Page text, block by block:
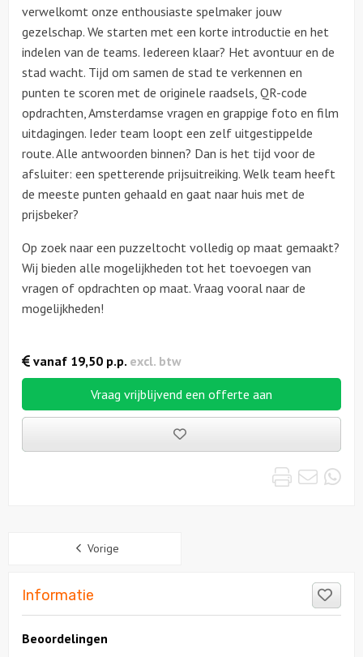
verwelkomt onze enthousiaste spelmaker jouw
gezelschap. We starten met een korte introductie en het
indelen van de teams. Iedereen klaar? Het avontuur en de
stad wacht. Tijd om samen de stad te verkennen en
punten te scoren met de originele raadsels, QR-code
opdrachten, Amsterdamse vragen en grappige foto en film
uitdagingen. Ieder team loopt een zelf uitgestippelde
route. Alle antwoorden binnen? Dan is het tijd voor de
afsluiter: een spetterende prijsuitreiking. Welk team heeft
de meeste punten gehaald en gaat naar huis met de
prijsbeker?
Op zoek naar een puzzeltocht volledig op maat gemaakt?
Wij bieden alle mogelijkheden tot het toevoegen van
vragen of opdrachten op maat. Vraag vooral naar de
mogelijkheden!
Vraag vrijblijvend een offerte aan
uitjes
vanaf 19,50 p.p. excl. btw
Print
Vorige
Informatie
Beoordelingen